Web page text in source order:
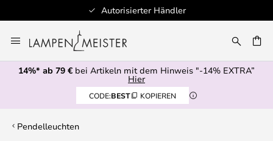
Autorisierter Händler
Inhalt
springen
14%* ab 79 € bei Artikeln mit dem Hinweis "-14% EXTRA”
Hier
CODE:BEST KOPIEREN
Pendelleuchten